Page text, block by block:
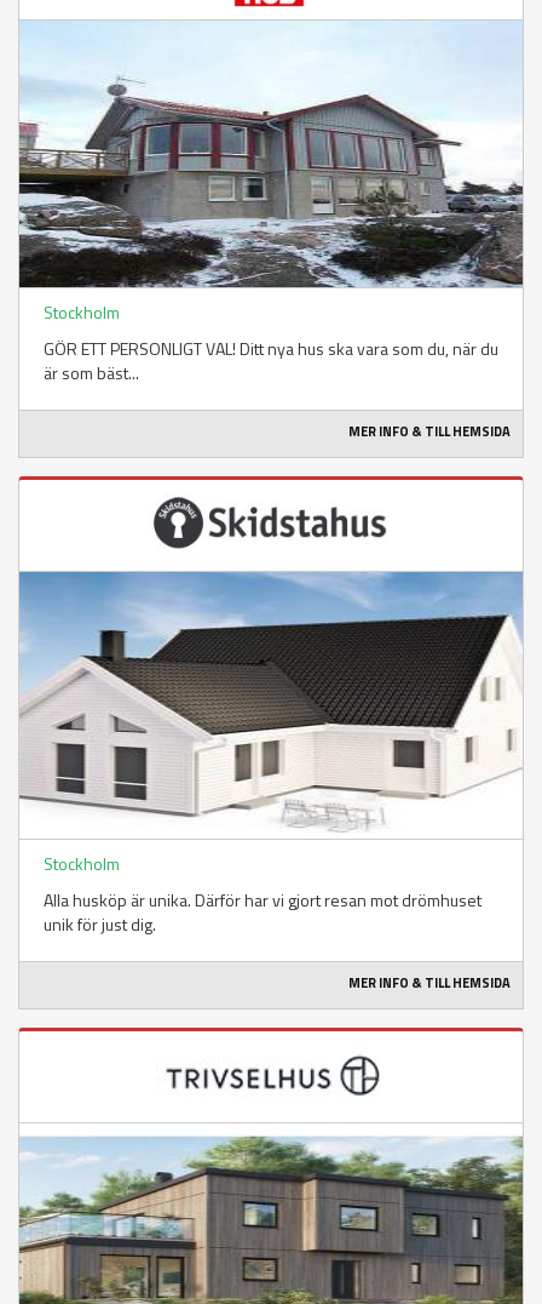
Stockholm
GÖR ETT PERSONLIGT VAL! Ditt nya hus ska vara som du, när du
är som bäst...
MER INFO & TILL HEMSIDA
Stockholm
Alla husköp är unika. Därför har vi gjort resan mot drömhuset
unik för just dig.
MER INFO & TILL HEMSIDA